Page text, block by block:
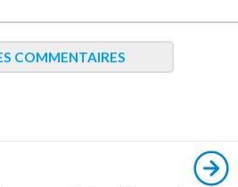
COMMENTAIRES